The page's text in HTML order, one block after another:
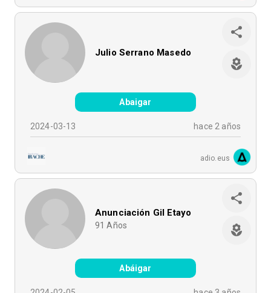
Julio Serrano Masedo
Abaigar
2024-03-13 hace 2 años
adio.eus
Anunciación Gil Etayo
91 Años
Abáigar